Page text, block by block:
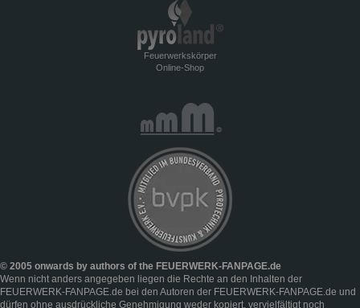
Feuerwerkskörper
Online-Shop
© 2005 onwards by authors of the FEUERWERK-FANPAGE.de
Wenn nicht anders angegeben liegen die Rechte an den Inhalten der
FEUERWERK-FANPAGE.de bei den Autoren der FEUERWERK-FANPAGE.de und
dürfen ohne ausdrückliche Genehmigung weder kopiert, vervielfältigt noch